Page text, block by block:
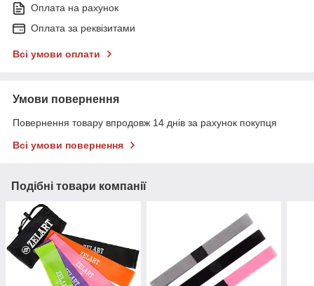
Оплата на рахунок
Оплата за реквізитами
Всі умови оплати
Умови повернення
Повернення товару впродовж 14 днів за рахунок покупця
Всі умови повернення
Подібні товари компанії